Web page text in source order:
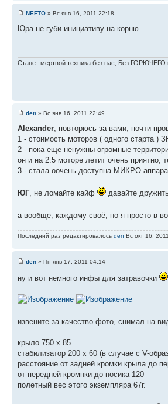
NEFTO » Вс янв 16, 2011 22:18
Юра не губи инициативу на корню.
Станет мертвой техника без нас, Без ГОРЮЧЕГО
den » Вс янв 16, 2011 22:49
Alexander, повторюсь за вами, почти
1 - стоимость моторов ( одного старта
2 - пока еще ненужны огромные
он и на 2.5 моторе летит очень приятно,
3 - стала оочень доступна МИКРО
ЮГ, не ломайте кайф давайте
а вообще, каждому своё, но я просто в
Последний раз редактировалось den Вс окт 16,
den » Пн янв 17, 2011 04:14
ну и вот немного инфы для затравочки
извените за качество фото, снимал на
крыло 750 х 85
стабилизатор 200 х 60 (в случае с V-
расстояние от задней кромки крыла до
от передней кромнки до носика 120
полетный вес этого экземпляра 67г.